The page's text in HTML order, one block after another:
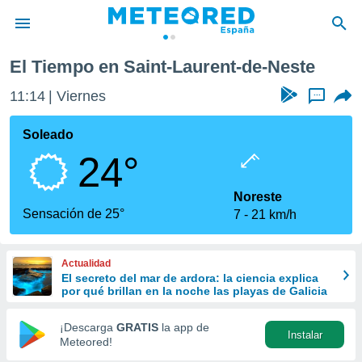
de
por
que se
calidad.
a este
las
y
forma
digital
basada
El Tiempo en Saint-Laurent-de-Neste
11:14 Viernes ...
Soleado
24°
Sensación de 25°
Noreste
7
21 km/h
Actualidad
El secreto del mar de ardora: la ciencia explica
por qué brillan en la noche las playas de Galicia
¡Descarga GRATIS la app de
Meteored!
Instalar